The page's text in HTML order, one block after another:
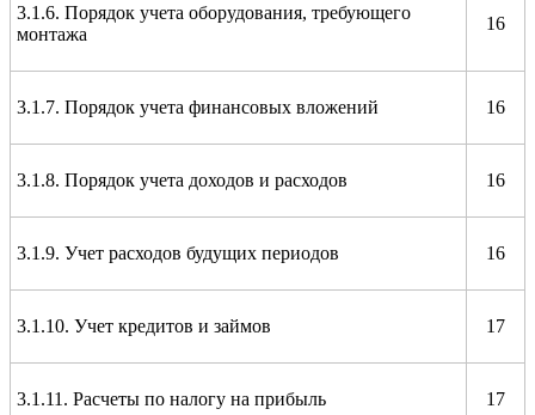
3.1.6. Порядок учета оборудования, требующего
монтажа
16
3.1.7. Порядок учета финансовых вложений 16
3.1.8. Порядок учета доходов и расходов 16
3.1.9. Учет расходов будущих периодов 16
3.1.10. Учет кредитов и займов 17
3.1.11. Расчеты по налогу на прибыль 17